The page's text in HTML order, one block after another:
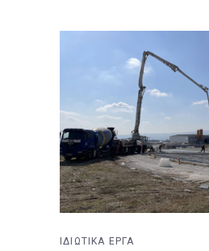
ΙΔΙΩΤΙΚΑ ΕΡΓΑ